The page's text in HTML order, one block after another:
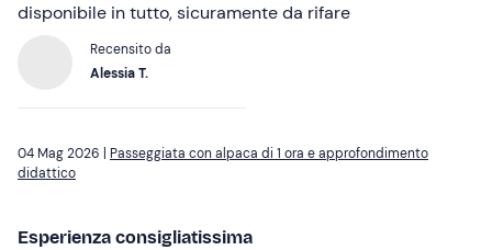
disponibile in tutto, sicuramente da rifare
Recensito da
Alessia T.
04 Mag 2026 | Passeggiata con alpaca di 1 ora e approfondimento
didattico
Esperienza consigliatissima